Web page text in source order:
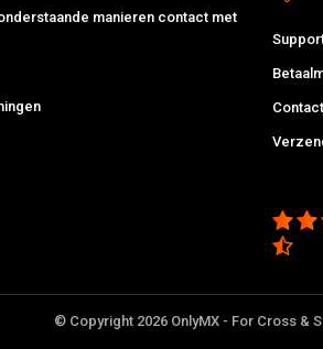
manieren contact met
© Copyright 2026 OnlyMX - For Cross &